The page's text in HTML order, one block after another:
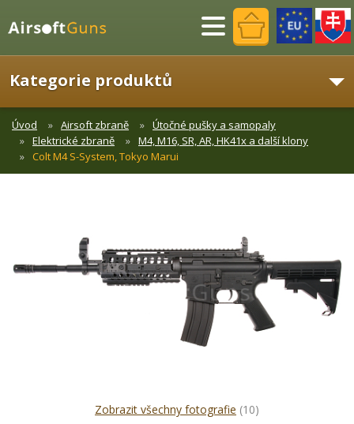
Menu
Kategorie produktů
Úvod Airsoft zbraně
Útočné pušky a samopaly
Elektrické zbraně
M4, M16, SR, AR, HK41x a další klony
Colt M4 S-System, Tokyo Marui
Zobrazit všechny fotografie (10)